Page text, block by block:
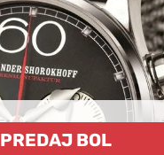
PREDAJ BOL